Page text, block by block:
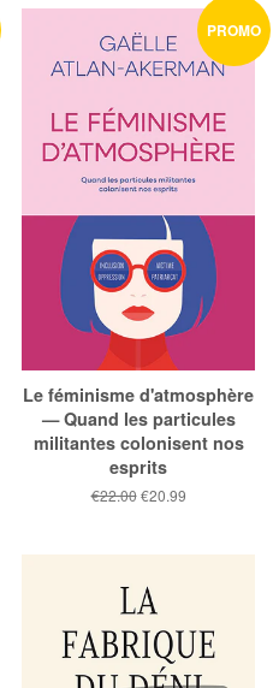
PROMO
Le féminisme d'atmosphère
— Quand les particules
militantes colonisent nos
esprits
Prix
€22.00 Prix
€20.99